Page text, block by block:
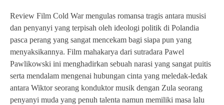
Review Film Cold War mengulas romansa tragis antara musisi
dan penyanyi yang terpisah oleh ideologi politik di Polandia
pasca perang yang sangat mencekam bagi siapa pun yang
menyaksikannya. Film mahakarya dari sutradara Pawel
Pawlikowski ini menghadirkan sebuah narasi yang sangat puitis
serta mendalam mengenai hubungan cinta yang meledak-ledak
antara Wiktor seorang konduktor musik dengan Zula seorang
penyanyi muda yang penuh talenta namun memiliki masa lalu